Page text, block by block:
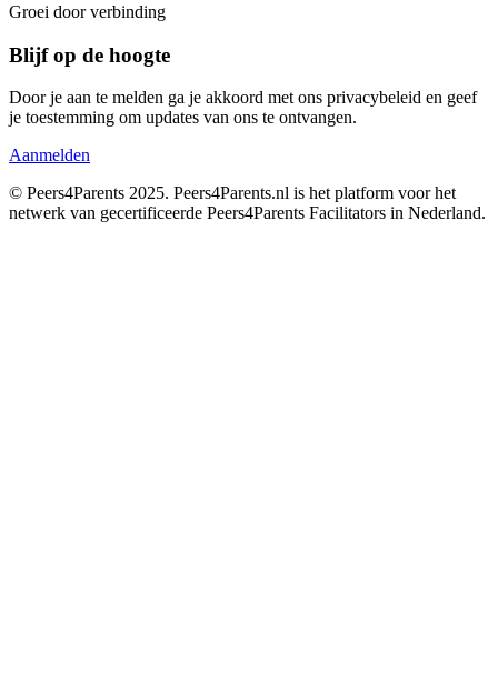
Groei doorverbinding
Blijf op de hoogte
Door je aan te melden ga je akkoord met ons privacybeleid en geef
je toestemming om updates van ons te ontvangen.
Aanmelden
© Peers4Parents 2025. Peers4Parents.nl is het platform voor het
netwerk van gecertificeerde Peers4Parents Facilitators in Nederland.